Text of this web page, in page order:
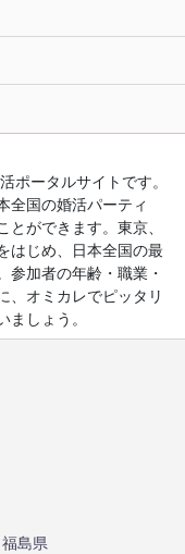
ポータルサイトです。
全国の婚活パーティ
ができます。東京、
はじめ、日本全国の最
参加者の年齢・職業・
、オミカレでピッタリ
しょう。
福島県